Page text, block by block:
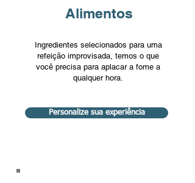
Alimentos
Ingredientes selecionados para uma
refeição improvisada, temos o que
você precisa para aplacar a fome a
qualquer hora.
Personalize sua experiência